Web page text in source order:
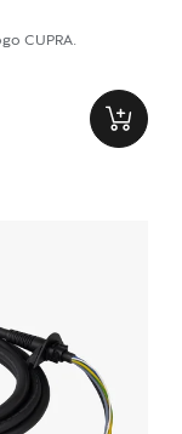
CUPRA.